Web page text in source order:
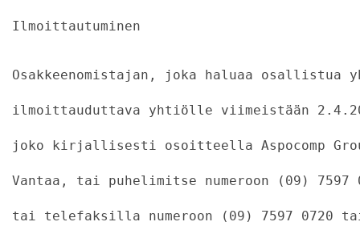
Ilmoittautuminen
Osakkeenomistajan, joka haluaa osallistua
ilmoittauduttava yhtiölle viimeistään
joko kirjallisesti osoitteella Aspocomp
Vantaa, tai puhelimitse numeroon (09) 7597
tai telefaksilla numeroon (09) 7597 0720